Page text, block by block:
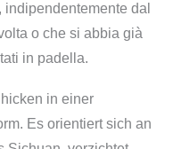
dal
o che si abbia già
in padella.
in einer
Es orientiert sich an